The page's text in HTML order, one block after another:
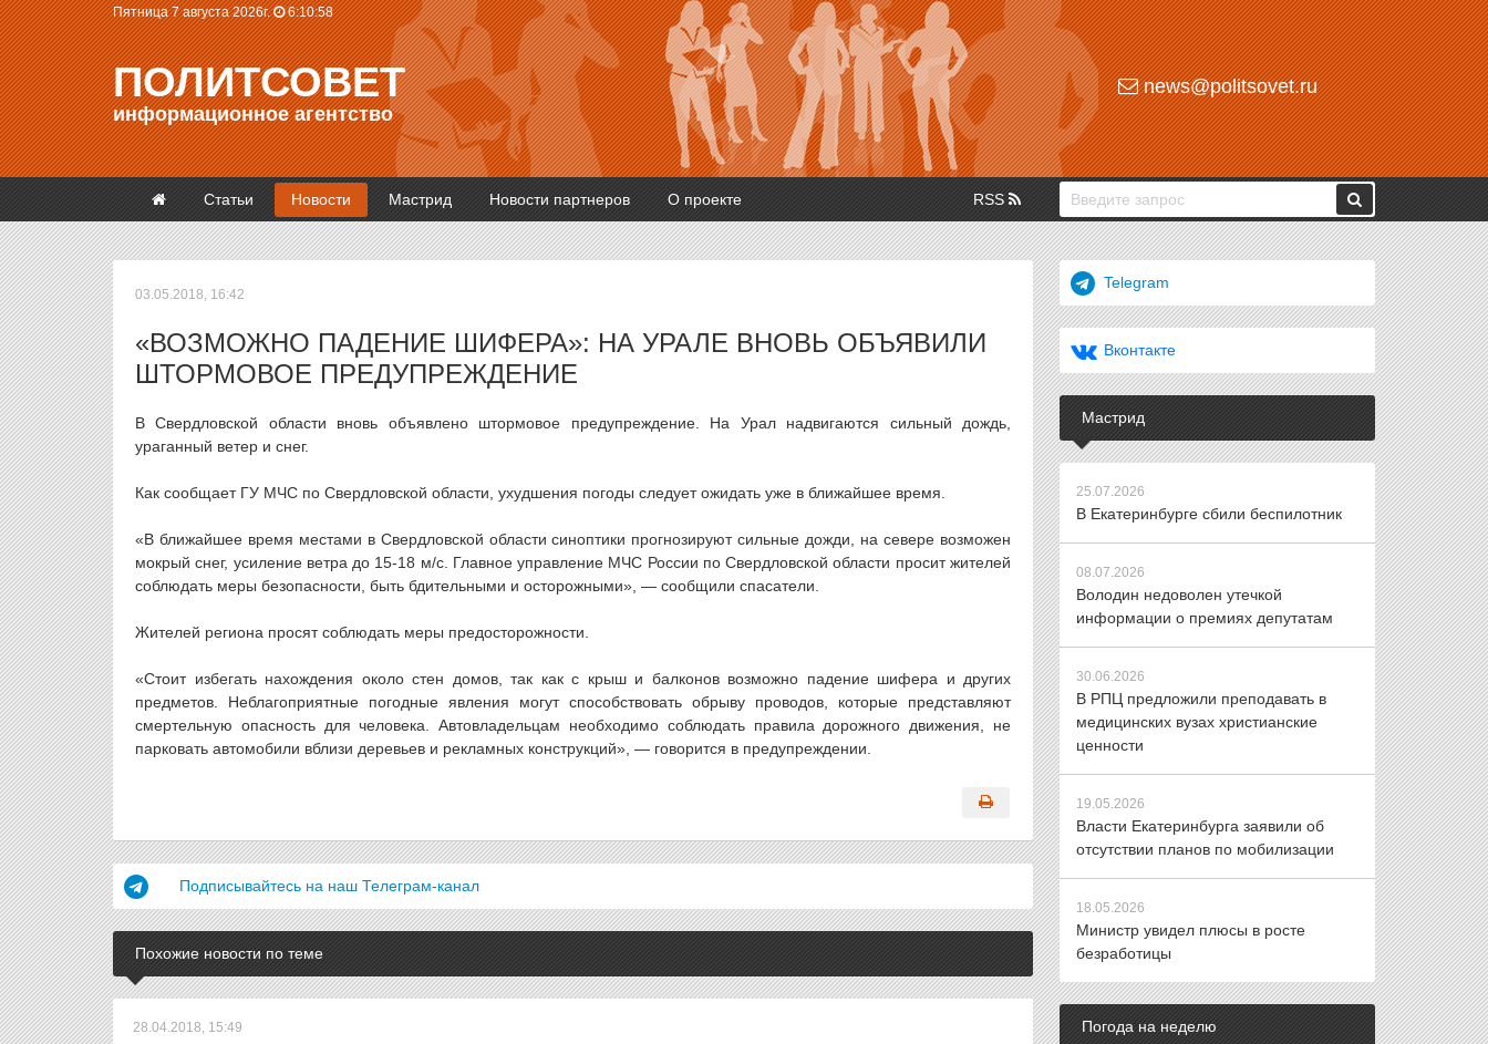
Пятница 7 августа 2026г. 6:10:58
ПОЛИТСОВЕТ
информационное агентство
news@politsovet.ru
Статьи Новости Мастрид Новости партнеров О проекте RSS
03.05.2018, 16:42
«ВОЗМОЖНО ПАДЕНИЕ ШИФЕРА»: НА УРАЛЕ ВНОВЬ ОБЪЯВИЛИ
ШТОРМОВОЕ ПРЕДУПРЕЖДЕНИЕ
В Свердловской области вновь объявлено штормовое предупреждение. На Урал надвигаются сильный дождь,
ураганный ветер и снег.
Как сообщает ГУ МЧС по Свердловской области, ухудшения погоды следует ожидать уже в ближайшее время.
«В ближайшее время местами в Свердловской области синоптики прогнозируют сильные дожди, на севере возможен
мокрый снег, усиление ветра до 15-18 м/с. Главное управление МЧС России по Свердловской области просит жителей
соблюдать меры безопасности, быть бдительными и осторожными», — сообщили спасатели.
Жителей региона просят соблюдать меры предосторожности.
«Стоит избегать нахождения около стен домов, так как с крыш и балконов возможно падение шифера и других
предметов. Неблагоприятные погодные явления могут способствовать обрыву проводов, которые представляют
смертельную опасность для человека. Автовладельцам необходимо соблюдать правила дорожного движения, не
парковать автомобили вблизи деревьев и рекламных конструкций», — говорится в предупреждении.
Подписывайтесь на наш Телеграм-канал
Похожие новости по теме
28.04.2018, 15:49
Telegram
Вконтакте
Мастрид
25.07.2026
В Екатеринбурге сбили беспилотник
08.07.2026
Володин недоволен утечкой
информации о премиях депутатам
30.06.2026
В РПЦ предложили преподавать в
медицинских вузах христианские
ценности
19.05.2026
Власти Екатеринбурга заявили об
отсутствии планов по мобилизации
18.05.2026
Министр увидел плюсы в росте
безработицы
Погода на неделю